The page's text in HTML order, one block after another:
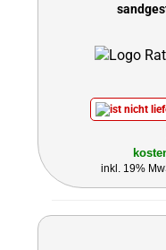
inkl. 19%